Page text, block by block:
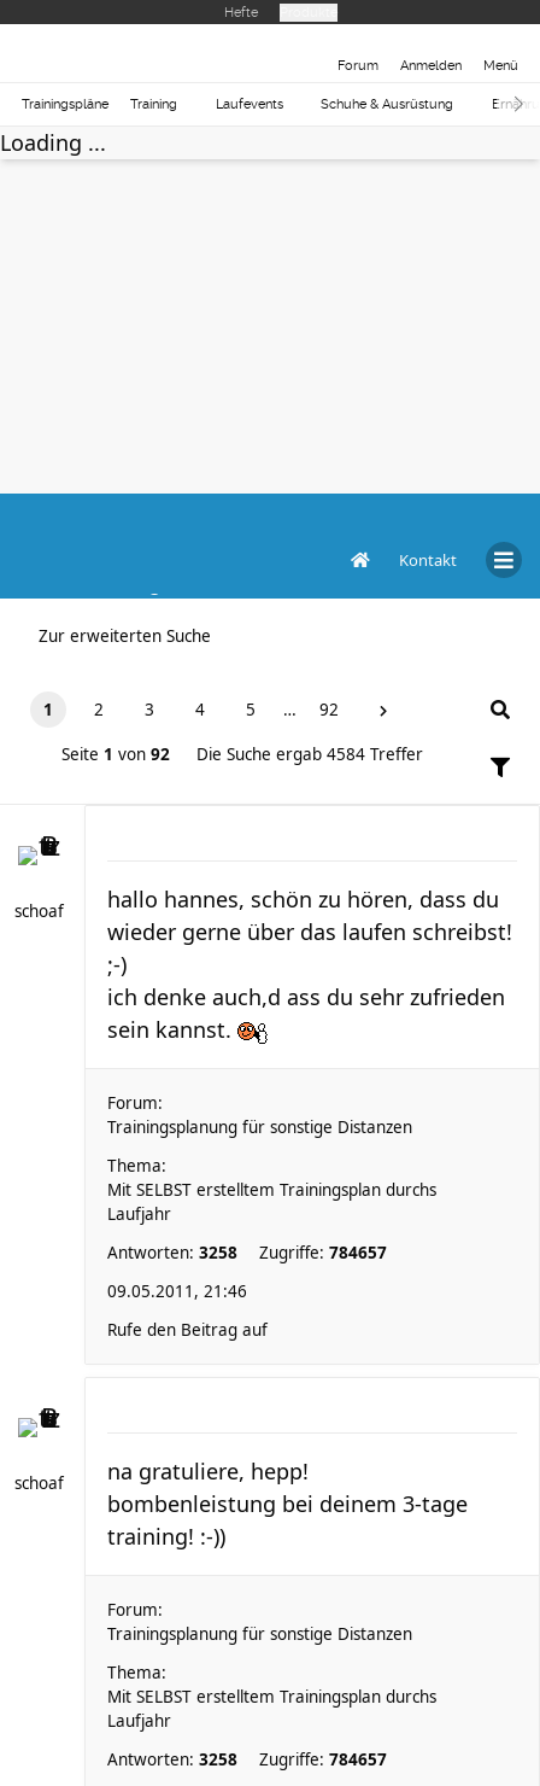
Hefte
Forum Anmelden Menü
Trainingspläne Training Laufevents Schuhe & Ausrüstung
Loading ...
Kontakt
Zur erweiterten Suche
1 2 3 4 5 … 92
Seite 1 von 92 Die Suche ergab 4584 Treffer
schoaf
hallo hannes, schön zu hören, dass du
wieder gerne über das laufen schreibst!
;-)
ich denke auch,d ass du sehr zufrieden
sein kannst.
Forum:
Trainingsplanung für sonstige Distanzen
Thema:
Mit SELBST erstelltem Trainingsplan durchs
Laufjahr
Antworten: 3258 Zugriffe: 784657
09.05.2011, 21:46
Rufe den Beitrag auf
schoaf
na gratuliere, hepp!
bombenleistung bei deinem 3-tage
training! :-))
Forum:
Trainingsplanung für sonstige Distanzen
Thema:
Mit SELBST erstelltem Trainingsplan durchs
Laufjahr
Antworten: 3258 Zugriffe: 784657